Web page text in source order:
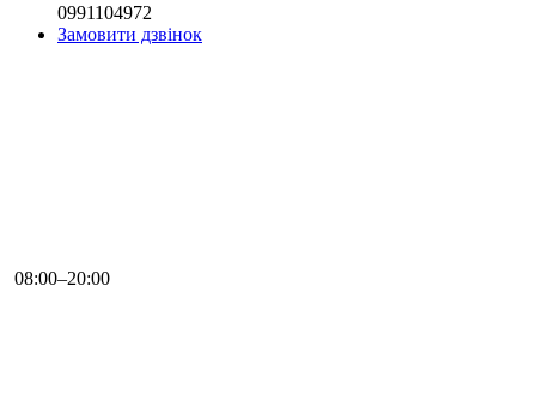
0991104972
Замовити дзвінок
08:00–20:00